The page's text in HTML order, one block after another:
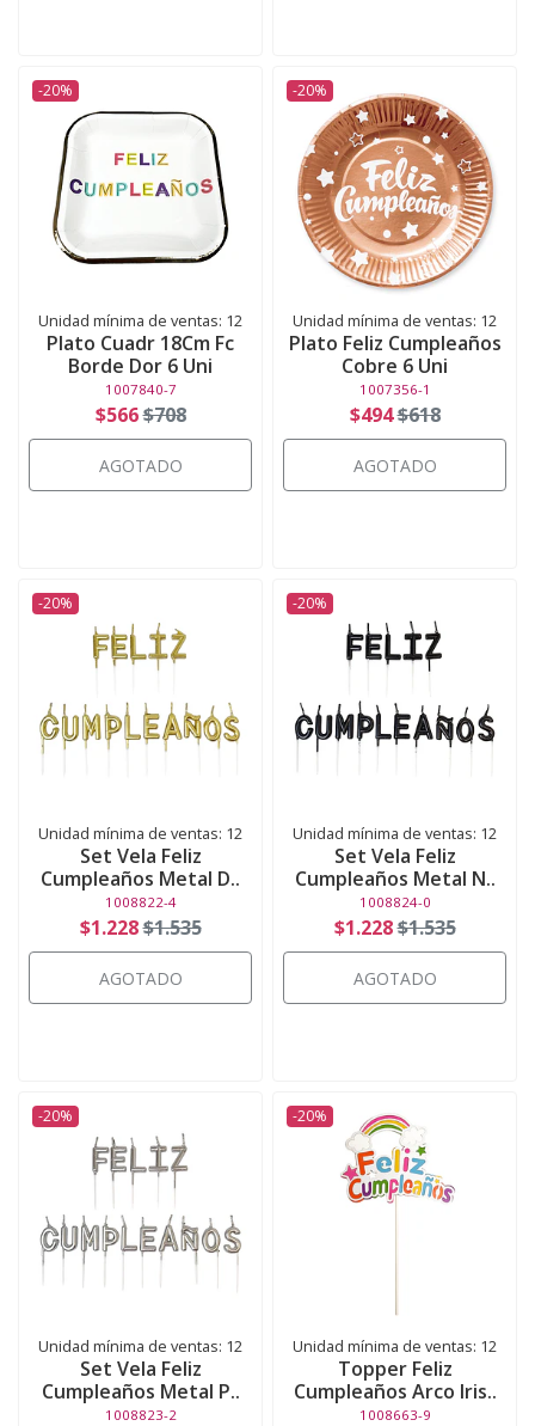
-20%
Unidad mínima de ventas: 12
Plato Cuadr 18Cm Fc
Borde Dor 6 Uni
1007840-7
$566$708
AGOTADO
-20%
Unidad mínima de ventas: 12
Plato Feliz Cumpleaños
Cobre 6 Uni
1007356-1
$494$618
AGOTADO
-20%
Unidad mínima de ventas: 12
Set Vela Feliz
Cumpleaños Metal D..
1008822-4
$1.228$1.535
AGOTADO
-20%
Unidad mínima de ventas: 12
Set Vela Feliz
Cumpleaños Metal N..
1008824-0
$1.228$1.535
AGOTADO
-20%
Unidad mínima de ventas: 12
Set Vela Feliz
Cumpleaños Metal P..
1008823-2
-20%
Unidad mínima de ventas: 12
Topper Feliz
Cumpleaños Arco Iris..
1008663-9